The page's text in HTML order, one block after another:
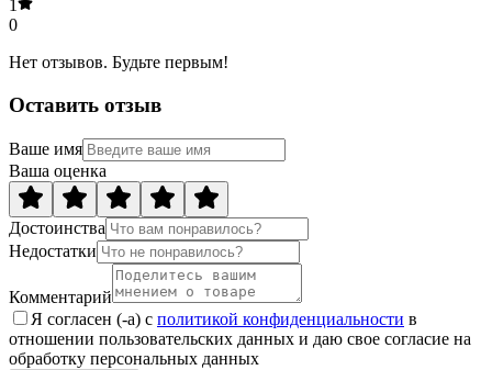
1
0
Нет отзывов. Будьте первым!
Оставить отзыв
Ваше имя
Ваша оценка
Достоинства
Недостатки
Комментарий
Я согласен (-а) с политикой конфиденциальности в
отношении пользовательских данных и даю свое согласие на
обработку персональных данных